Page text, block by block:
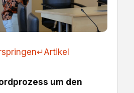
↵Artikel
um den